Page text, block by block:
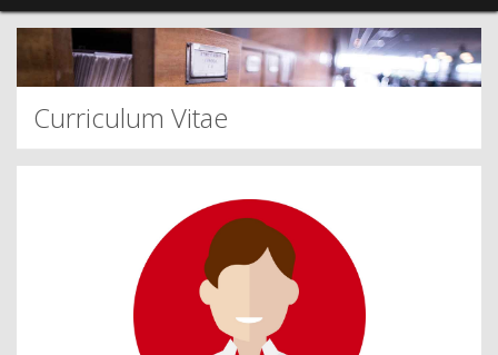
Curriculum Vitae